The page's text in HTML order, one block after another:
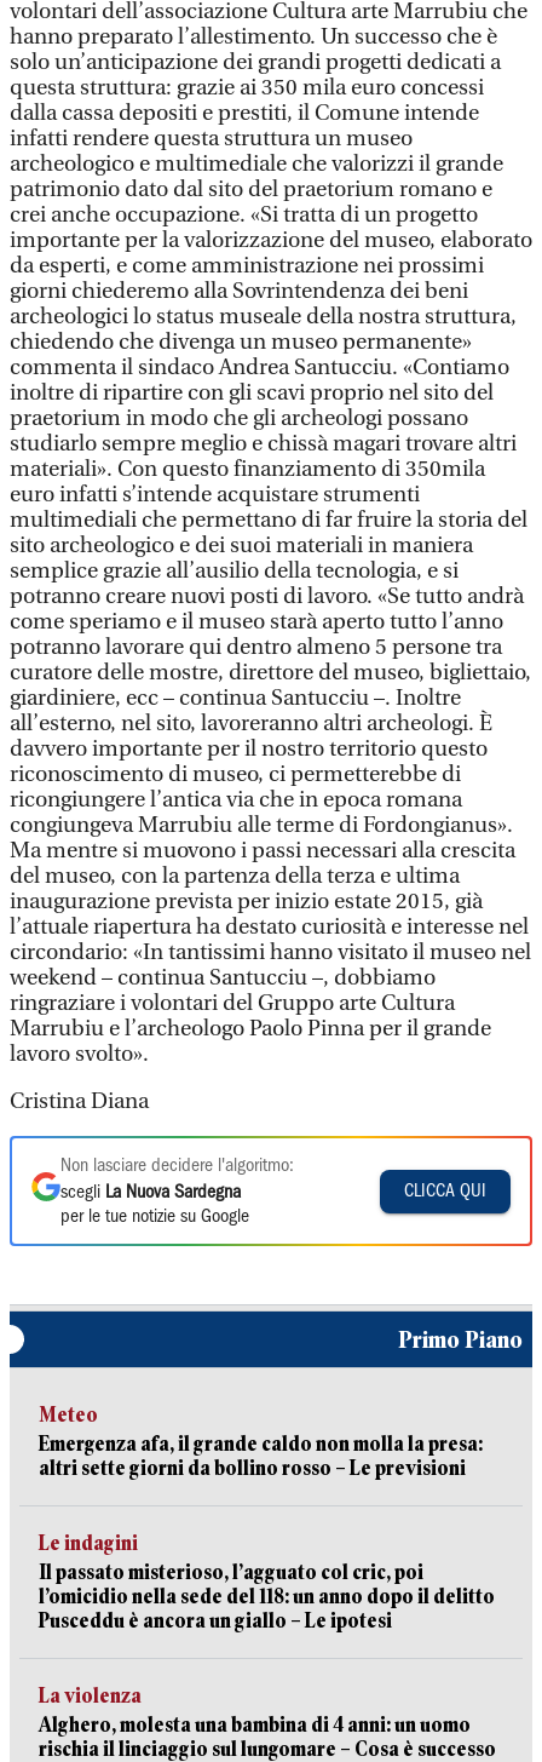
volontari dell’associazione Cultura arte Marrubiu che
hanno preparato l’allestimento. Un successo che è
solo un’anticipazione dei grandi progetti dedicati a
questa struttura: grazie ai 350 mila euro concessi
dalla cassa depositi e prestiti, il Comune intende
infatti rendere questa struttura un museo
archeologico e multimediale che valorizzi il grande
patrimonio dato dal sito del praetorium romano e
crei anche occupazione. «Si tratta di un progetto
importante per la valorizzazione del museo, elaborato
da esperti, e come amministrazione nei prossimi
giorni chiederemo alla Sovrintendenza dei beni
archeologici lo status museale della nostra struttura,
chiedendo che divenga un museo permanente»
commenta il sindaco Andrea Santucciu. «Contiamo
inoltre di ripartire con gli scavi proprio nel sito del
praetorium in modo che gli archeologi possano
studiarlo sempre meglio e chissà magari trovare altri
materiali». Con questo finanziamento di 350mila
euro infatti s’intende acquistare strumenti
multimediali che permettano di far fruire la storia del
sito archeologico e dei suoi materiali in maniera
semplice grazie all’ausilio della tecnologia, e si
potranno creare nuovi posti di lavoro. «Se tutto andrà
come speriamo e il museo starà aperto tutto l’anno
potranno lavorare qui dentro almeno 5 persone tra
curatore delle mostre, direttore del museo, bigliettaio,
giardiniere, ecc – continua Santucciu –. Inoltre
all’esterno, nel sito, lavoreranno altri archeologi. È
davvero importante per il nostro territorio questo
riconoscimento di museo, ci permetterebbe di
ricongiungere l’antica via che in epoca romana
congiungeva Marrubiu alle terme di Fordongianus».
Ma mentre si muovono i passi necessari alla crescita
del museo, con la partenza della terza e ultima
inaugurazione prevista per inizio estate 2015, già
l’attuale riapertura ha destato curiosità e interesse nel
circondario: «In tantissimi hanno visitato il museo nel
weekend – continua Santucciu –, dobbiamo
ringraziare i volontari del Gruppo arte Cultura
Marrubiu e l’archeologo Paolo Pinna per il grande
lavoro svolto».
Cristina Diana
Non lasciare decidere l'algoritmo:
scegli La Nuova Sardegna
per le tue notizie su Google
CLICCA QUI
Primo Piano
Meteo
Emergenza afa, il grande caldo non molla la presa:
altri sette giorni da bollino rosso – Le previsioni
Le indagini
Il passato misterioso, l’agguato col cric, poi
l’omicidio nella sede del 118: un anno dopo il delitto
Pusceddu è ancora un giallo – Le ipotesi
La violenza
Alghero, molesta una bambina di 4 anni: un uomo
rischia il linciaggio sul lungomare – Cosa è successo